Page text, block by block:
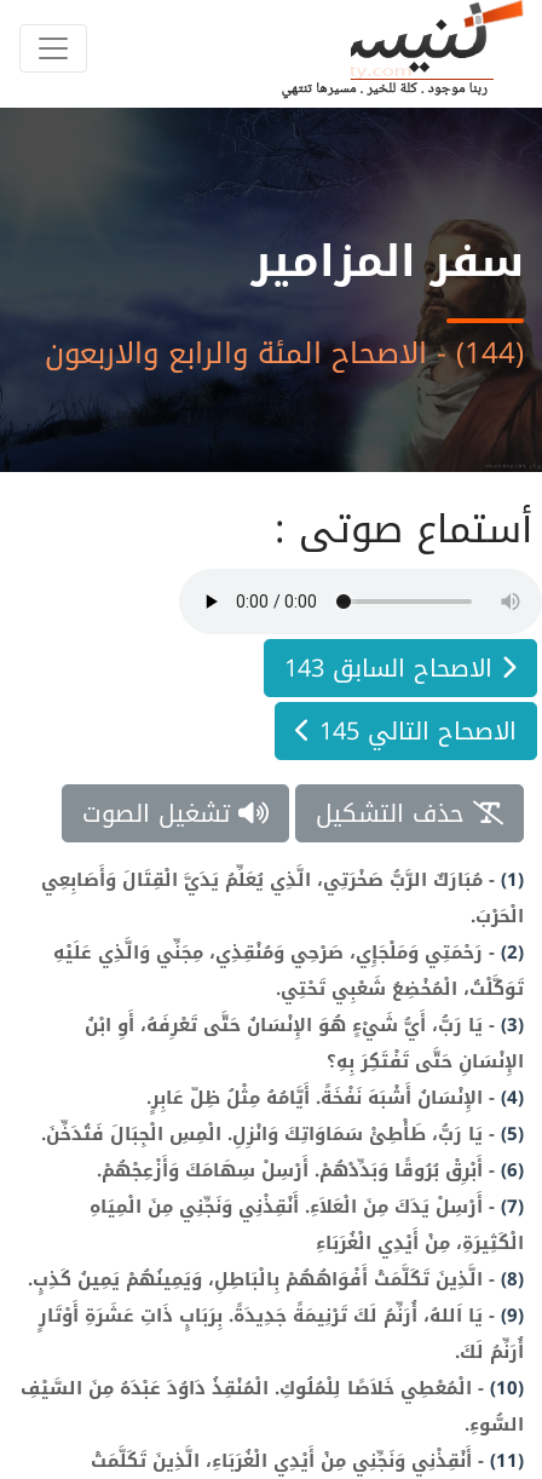
سفر المزامير
(144) - الاصحاح المئة والرابع والاربعون
أستماع صوتى :
الاصحاح السابق 143
الاصحاح التالي 145
حذف التشكيل
تشغيل الصوت
(1)
-مُبَارَكٌ الرَّبُّ صَخْرَتِي، الَّذِي يُعَلِّمُ يَدَيَّ الْقِتَالَ وَأَصَابِعِي
الْحَرْبَ.
(2)
- رَحْمَتِي وَمَلْجَإِي، صَرْحِي وَمُنْقِذِي، مِجَنِّي وَالَّذِي عَلَيْهِ
تَوَكَّلْتُ، الْمُخْضِعُ شَعْبِي تَحْتِي.
(3)
- يَا رَبُّ، أَيُّ شَيْءٍ هُوَ الإِنْسَانُ حَتَّى تَعْرِفَهُ، أَوِ ابْنُ
الإِنْسَانِ حَتَّى تَفْتَكِرَ بِهِ؟
(4)
- الإِنْسَانُ أَشْبَهَ نَفْخَةً. أَيَّامُهُ مِثْلُ ظِلّ عَابِرٍ.
(5)
- يَا رَبُّ، طَأْطِئْ سَمَاوَاتِكَ وَانْزِلِ. الْمِسِ الْجِبَالَ فَتُدَخِّنَ.
(6)
- أَبْرِقْ بُرُوقًا وَبَدِّدْهُمْ. أَرْسِلْ سِهَامَكَ وَأَزْعِجْهُمْ.
(7)
- أَرْسِلْ يَدَكَ مِنَ الْعَلاَءِ. أَنْقِذْنِي وَنَجِّنِي مِنَ الْمِيَاهِ
الْكَثِيرَةِ، مِنْ أَيْدِي الْغُرَبَاءِ
(8)
- الَّذِينَ تَكَلَّمَتْ أَفْوَاهُهُمْ بِالْبَاطِلِ، وَيَمِينُهُمْ يَمِينُ كَذِبٍ.
(9)
- يَا اَللهُ، أُرَنِّمُ لَكَ تَرْنِيمَةً جَدِيدَةً. بِرَبَابٍ ذَاتِ عَشَرَةِ أَوْتَارٍ
أُرَنِّمُ لَكَ.
(10)
- الْمُعْطِي خَلاَصًا لِلْمُلُوكِ. الْمُنْقِذُ دَاوُدَ عَبْدَهُ مِنَ السَّيْفِ
السُّوءِ.
(11)
- أَنْقِذْنِي وَنَجِّنِي مِنْ أَيْدِي الْغُرَبَاءِ، الَّذِينَ تَكَلَّمَتْ